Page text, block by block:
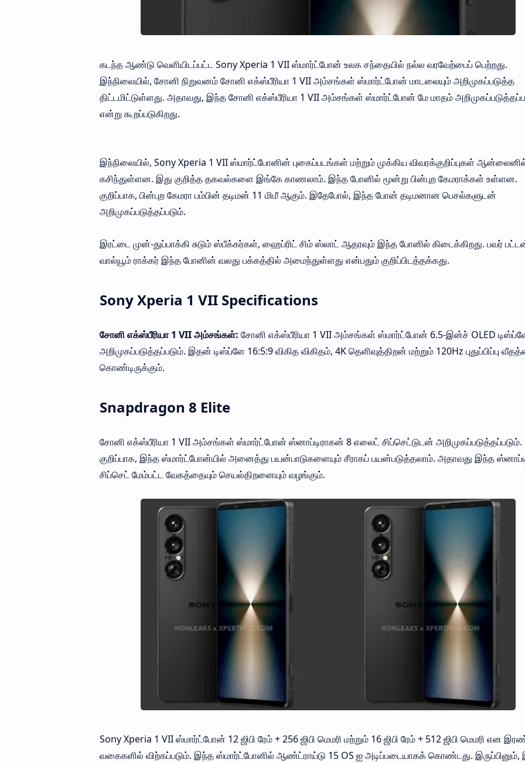
கடந்த ஆண்டு வெளியிடப்பட்ட Sony Xperia 1 VII ஸ்மார்ட்போன் உலக சந்தையில் நல்ல வரவேற்பைப் பெற்றது.
இந்நிலையில், சோனி நிறுவனம் சோனி எக்ஸ்பீரியா 1 VII அம்சங்கள் ஸ்மார்ட்போன் மாடலையும் அறிமுகப்படுத்த
திட்டமிட்டுள்ளது. அதாவது, இந்த சோனி எக்ஸ்பீரியா 1 VII அம்சங்கள் ஸ்மார்ட்போன் மே மாதம்
என்று கூறப்படுகிறது.
இந்நிலையில், Sony Xperia 1 VII ஸ்மார்ட்போனின் புகைப்படங்கள் மற்றும் முக்கிய விவரக்குறிப்புகள்
கசிந்துள்ளன. இது குறித்த தகவல்களை இங்கே காணலாம். இந்த போனில் மூன்று பின்புற கேமராக்கள் உள்ளன.
குறிப்பாக, பின்புற கேமரா பம்பின் தடிமன் 11 மிமீ ஆகும். இதேபோல், இந்த போன் தடிமனான பெசல்களுடன்
அறிமுகப்படுத்தப்படும்.
இரட்டை முன்-துப்பாக்கி சுடும் ஸ்பீக்கர்கள், ஹைப்ரிட் சிம் ஸ்லாட் ஆதரவும் இந்த போனில் கிடைக்கிறது. பவர்
வால்யூம் ராக்கர் இந்த போனின் வலது பக்கத்தில் அமைந்துள்ளது என்பதும் குறிப்பிடத்தக்கது.
Sony Xperia 1 VII Specifications
சோனி எக்ஸ்பீரியா 1 VII அம்சங்கள்: சோனி எக்ஸ்பீரியா 1 VII அம்சங்கள் ஸ்மார்ட்போன் 6.5-இன்ச் OLED
அறிமுகப்படுத்தப்படும். இதன் டிஸ்ப்ளே 16:5:9 விகித விகிதம், 4K தெளிவுத்திறன் மற்றும் 120Hz புதுப்பிப்பு
கொண்டிருக்கும்.
Snapdragon 8 Elite
சோனி எக்ஸ்பீரியா 1 VII அம்சங்கள் ஸ்மார்ட்போன் ஸ்னாப்டிராகன் 8 எலைட் சிப்செட்டுடன் அறிமுகப்படுத்தப்படும்.
குறிப்பாக, இந்த ஸ்மார்ட்போன்யில் அனைத்து பயன்பாடுகளையும் சீராகப் பயன்படுத்தலாம். அதாவது இந்த
சிப்செட் மேம்பட்ட வேகத்தையும் செயல்திறனையும் வழங்கும்.
Sony Xperia 1 VII ஸ்மார்ட்போன் 12 ஜிபி ரேம் + 256 ஜிபி மெமரி மற்றும் 16 ஜிபி ரேம் + 512 ஜிபி மெமரி என
வகைகளில் விற்கப்படும். இந்த ஸ்மார்ட்போனில் ஆண்ட்ராய்டு 15 OS ஐ அடிப்படையாகக் கொண்டது. இருப்பினும்,